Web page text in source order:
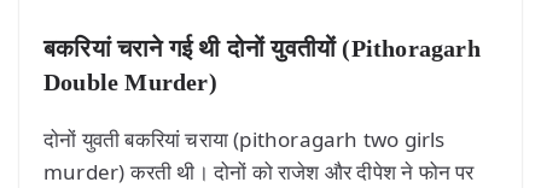
बकरियां चराने गई थी दोनों युवतीयों (Pithoragarh
Double Murder)
दोनों युवती बकरियां चराया (pithoragarh two girls
murder) करती थी। दोनों को राजेश और दीपेश ने फोन पर